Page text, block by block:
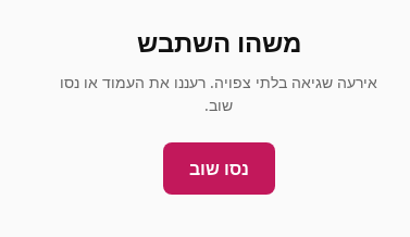
משהו השתבש
אירעה שגיאה בלתי צפויה. רעננו את העמוד או נסו
שוב.
נסו שוב